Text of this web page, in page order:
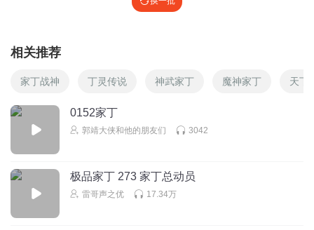
相关推荐
家丁战神 丁灵传说 神武家丁 魔神家丁 天下
0152家丁
郭靖大侠和他的朋友们 3042
极品家丁 273 家丁总动员
雷哥声之优 17.34万